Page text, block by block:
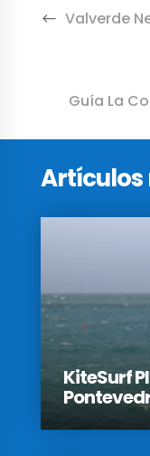
Valverde
Guía La
Artículos
KiteSurf